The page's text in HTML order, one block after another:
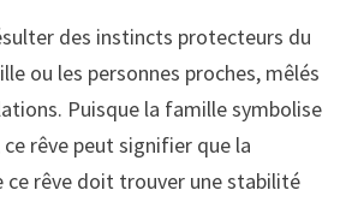
des instincts protecteurs du
ou les personnes proches, mêlés
Puisque la famille symbolise
rêve peut signifier que la
ce rêve doit trouver une stabilité